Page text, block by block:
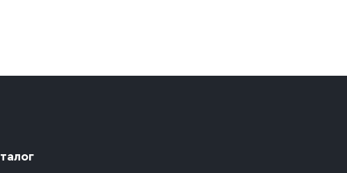
места, которое максимально близко к месту